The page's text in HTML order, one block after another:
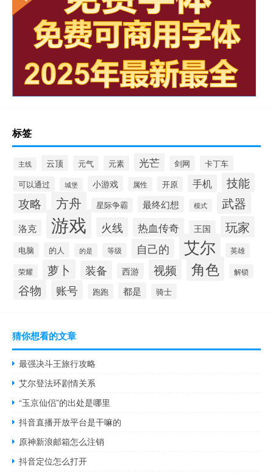
标签
主线 云顶 元气 元素 光芒 剑网
卡丁车
可以通过
城堡 小游戏 属性 开原 手机
技能
攻略
方舟 星际争霸 最终幻想 模式 武器
洛克 游戏 火线 热血传奇 王国 玩家
电脑 的人 的是 等级 自己的 艾尔 英雄
荣耀 萝卜 装备 西游 视频 角色 解锁
谷物 账号 跑跑 都是 骑士
猜你想看的文章
最强决斗王旅行攻略
艾尔登法环剧情关系
“玉京仙侣”的出处是哪里
抖音直播开放平台是干嘛的
原神新浪邮箱怎么注销
抖音定位怎么打开